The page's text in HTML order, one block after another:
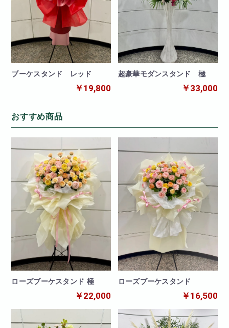
ブーケスタンド レッド
￥19,800
超豪華モダンスタンド 極
￥33,000
おすすめ商品
ローズブーケスタンド 極
￥22,000
ローズブーケスタンド
￥16,500